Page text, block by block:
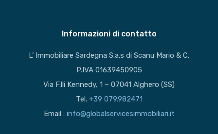
Informazioni di contatto
L’ Immobiliare Sardegna S.a.s di Scanu Mario & C.
P.IVA 01639450905
Via F.lli Kennedy, 1 – 07041 Alghero (SS)
Tel. +39 079.982471
Email : info@globalservicesimmobiliari.it